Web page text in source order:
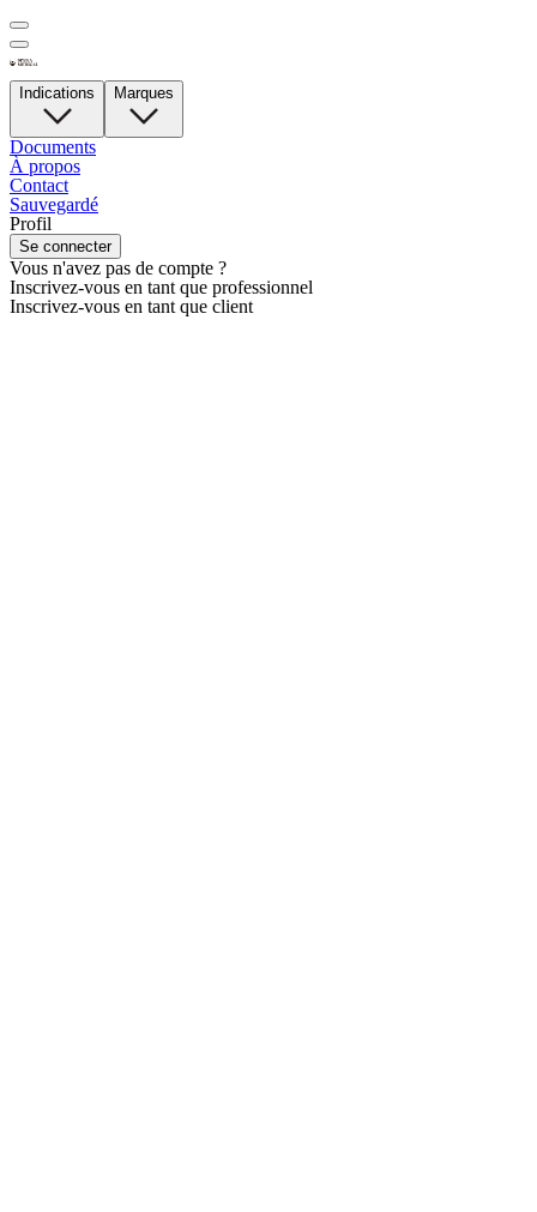
Indications Marques
Documents
À propos
Contact
Sauvegardé
Profil
Se connecter
Vous n'avez pas de compte ?
Inscrivez-vous en tant que professionnel
Inscrivez-vous en tant que client